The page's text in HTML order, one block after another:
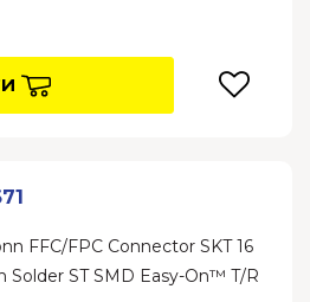
FFC/FPC Connector SKT 16
Solder ST SMD Easy-On™ T/R